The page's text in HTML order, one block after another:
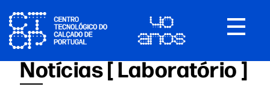
Toggle
Notícias [ Laboratório ]